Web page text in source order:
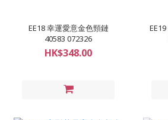
EE18 幸運愛意金色頸鏈
40583 072326
HK$348.00